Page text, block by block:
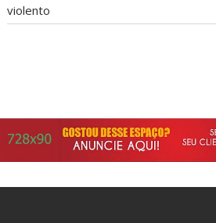
violento